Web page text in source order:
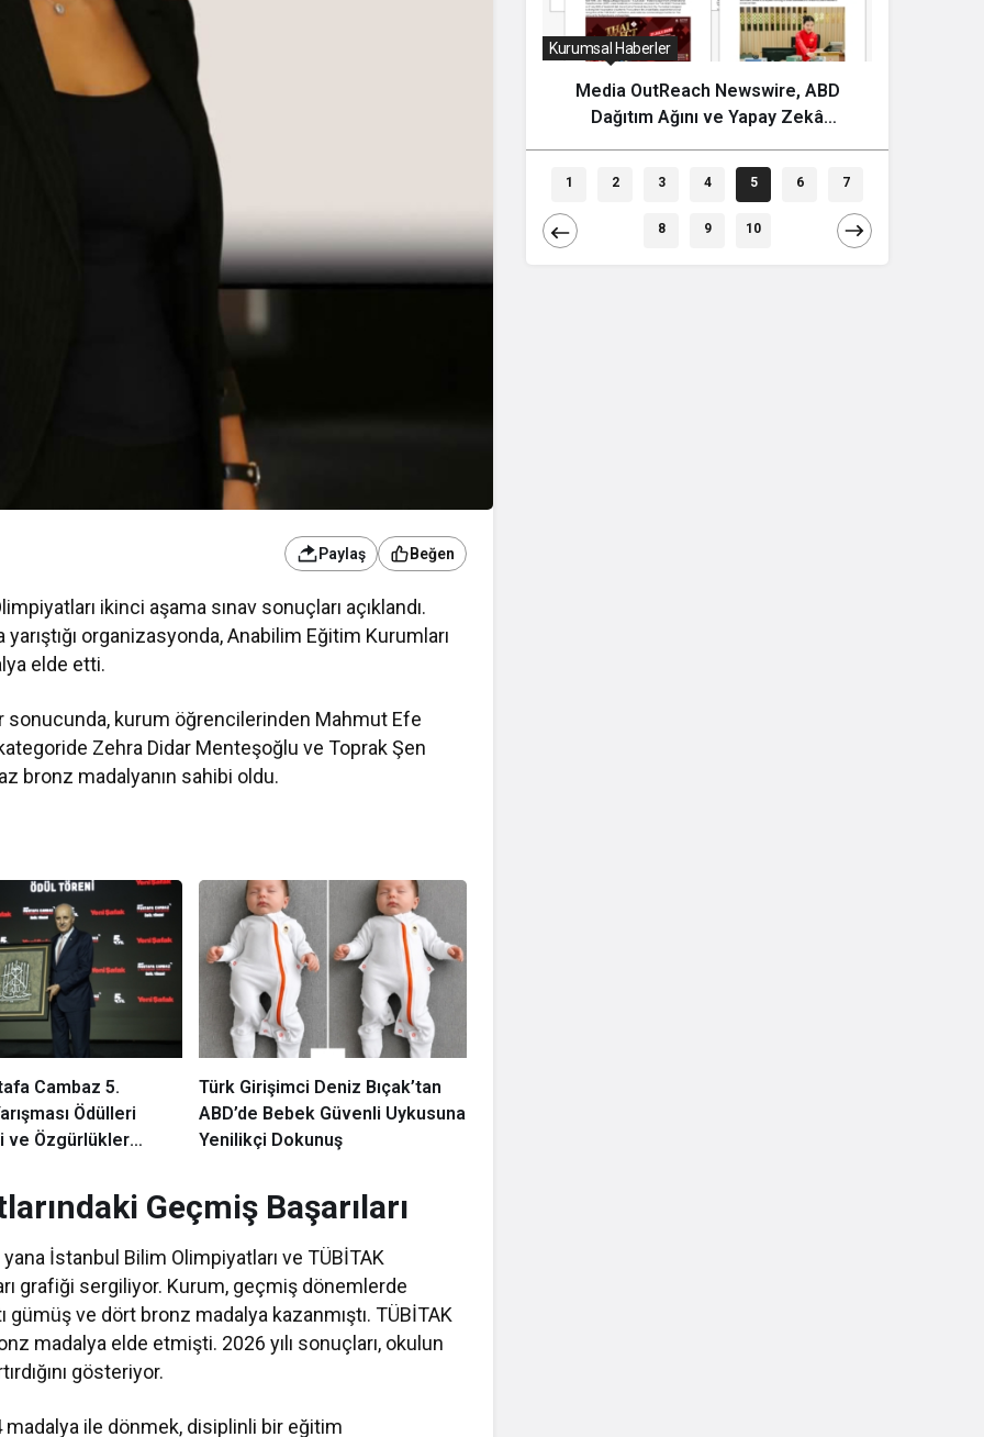
Paylaş Beğen
ikinci aşama sınav sonuçları açıklandı.
organizasyonda, Anabilim Eğitim Kurumları
elde etti.
kurum öğrencilerinden Mahmut Efe
Zehra Didar Menteşoğlu ve Toprak Şen
bronz madalyanın sahibi oldu.
Cambaz 5.
Ödülleri
ve Özgürlükler
Türk Girişimci Deniz Bıçak’tan
ABD’de Bebek Güvenli Uykusuna
Yenilikçi Dokunuş
Geçmiş Başarıları
İstanbul Bilim Olimpiyatları ve TÜBİTAK
grafiği sergiliyor. Kurum, geçmiş dönemlerde
gümüş ve dört bronz madalya kazanmıştı. TÜBİTAK
madalya elde etmişti. 2026 yılı sonuçları, okulun
gösteriyor.
madalya ile dönmek, disiplinli bir eğitim
Teknolojileri
Kurumsal Haberler Kurumsal Haberler
Fanstado, Türkiye’nin İlk Organize
Taraftar Tribün Ağını Kuruyor:
1 2 3 4 5 6 7
8 9 10